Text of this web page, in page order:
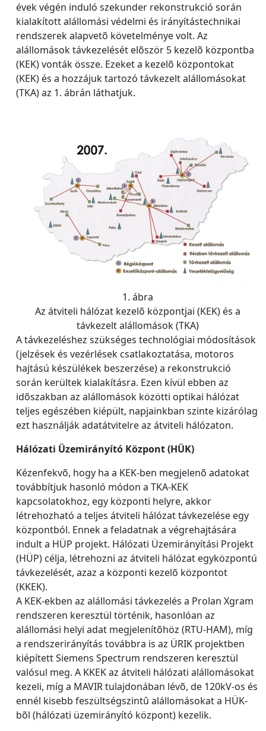
évek végén induló szekunder rekonstrukció során
kialakított alállomási védelmi és irányítástechnikai
rendszerek alapvetõ követelménye volt. Az
alállomások távkezelését elõször 5 kezelõ központba
(KEK) vonták össze. Ezeket a kezelõ központokat
(KEK) és a hozzájuk tartozó távkezelt alállomásokat
(TKA) az 1. ábrán láthatjuk.
1. ábra
Az átviteli hálózat kezelõ központjai (KEK) és a
távkezelt alállomások (TKA)
A távkezeléshez szükséges technológiai módosítások
(jelzések és vezérlések csatlakoztatása, motoros
hajtású készülékek beszerzése) a rekonstrukció
során kerültek kialakításra. Ezen kívül ebben az
idõszakban az alállomások közötti optikai hálózat
teljes egészében kiépült, napjainkban szinte kizárólag
ezt használják adatátvitelre az átviteli hálózaton.
Hálózati Üzemirányító Központ (HÜK)
Kézenfekvõ, hogy ha a KEK-ben megjelenõ adatokat
továbbítjuk hasonló módon a TKA-KEK
kapcsolatokhoz, egy központi helyre, akkor
létrehozható a teljes átviteli hálózat távkezelése egy
központból. Ennek a feladatnak a végrehajtására
indult a HÜP projekt. Hálózati Üzemirányítási Projekt
(HÜP) célja, létrehozni az átviteli hálózat egyközpontú
távkezelését, azaz a központi kezelõ központot
(KKEK).
A KEK-ekben az alállomási távkezelés a Prolan Xgram
rendszeren keresztül történik, hasonlóan az
alállomási helyi adat megjelenítõhöz (RTU-HAM), míg
a rendszerirányítás továbbra is az ÜRIK projektben
kiépített Siemens Spectrum rendszeren keresztül
valósul meg. A KKEK az átviteli hálózati alállomásokat
kezeli, míg a MAVIR tulajdonában lévõ, de 120kV-os és
ennél kisebb feszültségszintû alállomásokat a HÜK-
bõl (hálózati üzemirányító központ) kezelik.